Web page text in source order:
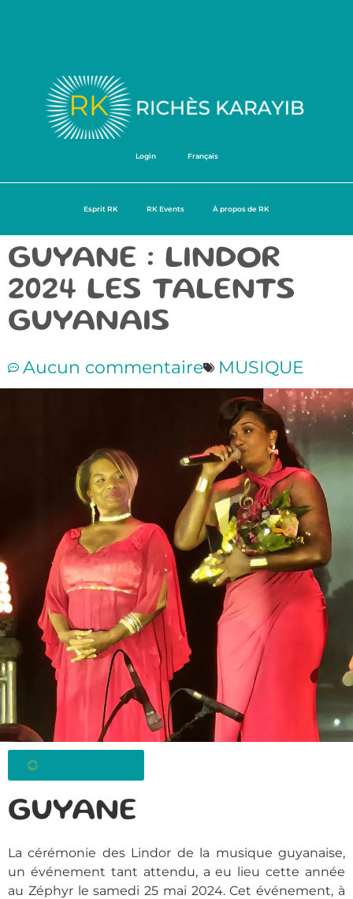
Login Français
Esprit RK RK Events À propos de RK
GUYANE : LINDOR
2024 LES TALENTS
GUYANAIS
Aucun commentaire MUSIQUE
GUYANE
La cérémonie des Lindor de la musique guyanaise,
un événement tant attendu, a eu lieu cette année
au Zéphyr le samedi 25 mai 2024. Cet événement, à